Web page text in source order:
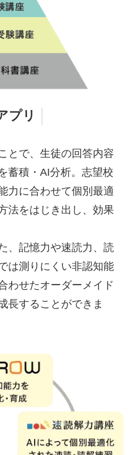
プリ
とで、生徒の回答内容
蓄積・AI分析。志望校
力に合わせて個別最適
法をはじき出し、効果
、記憶力や速読力、読
は測りにくい非認知能
わせたオーダーメイド
長することができま